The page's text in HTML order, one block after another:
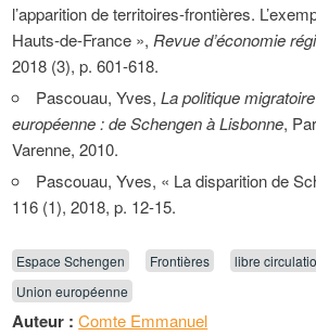
l’apparition de territoires-frontières.
Hauts-de-France », Revue d’économie
2018 (3), p. 601-618.
Pascouau, Yves,La politique
européenne : de Schengen à Lisbonne,
Varenne, 2010.
Pascouau, Yves, « La disparition de
116 (1), 2018, p. 12-15.
Espace Schengen Frontières
libre
Union européenne
Auteur : Comte Emmanuel